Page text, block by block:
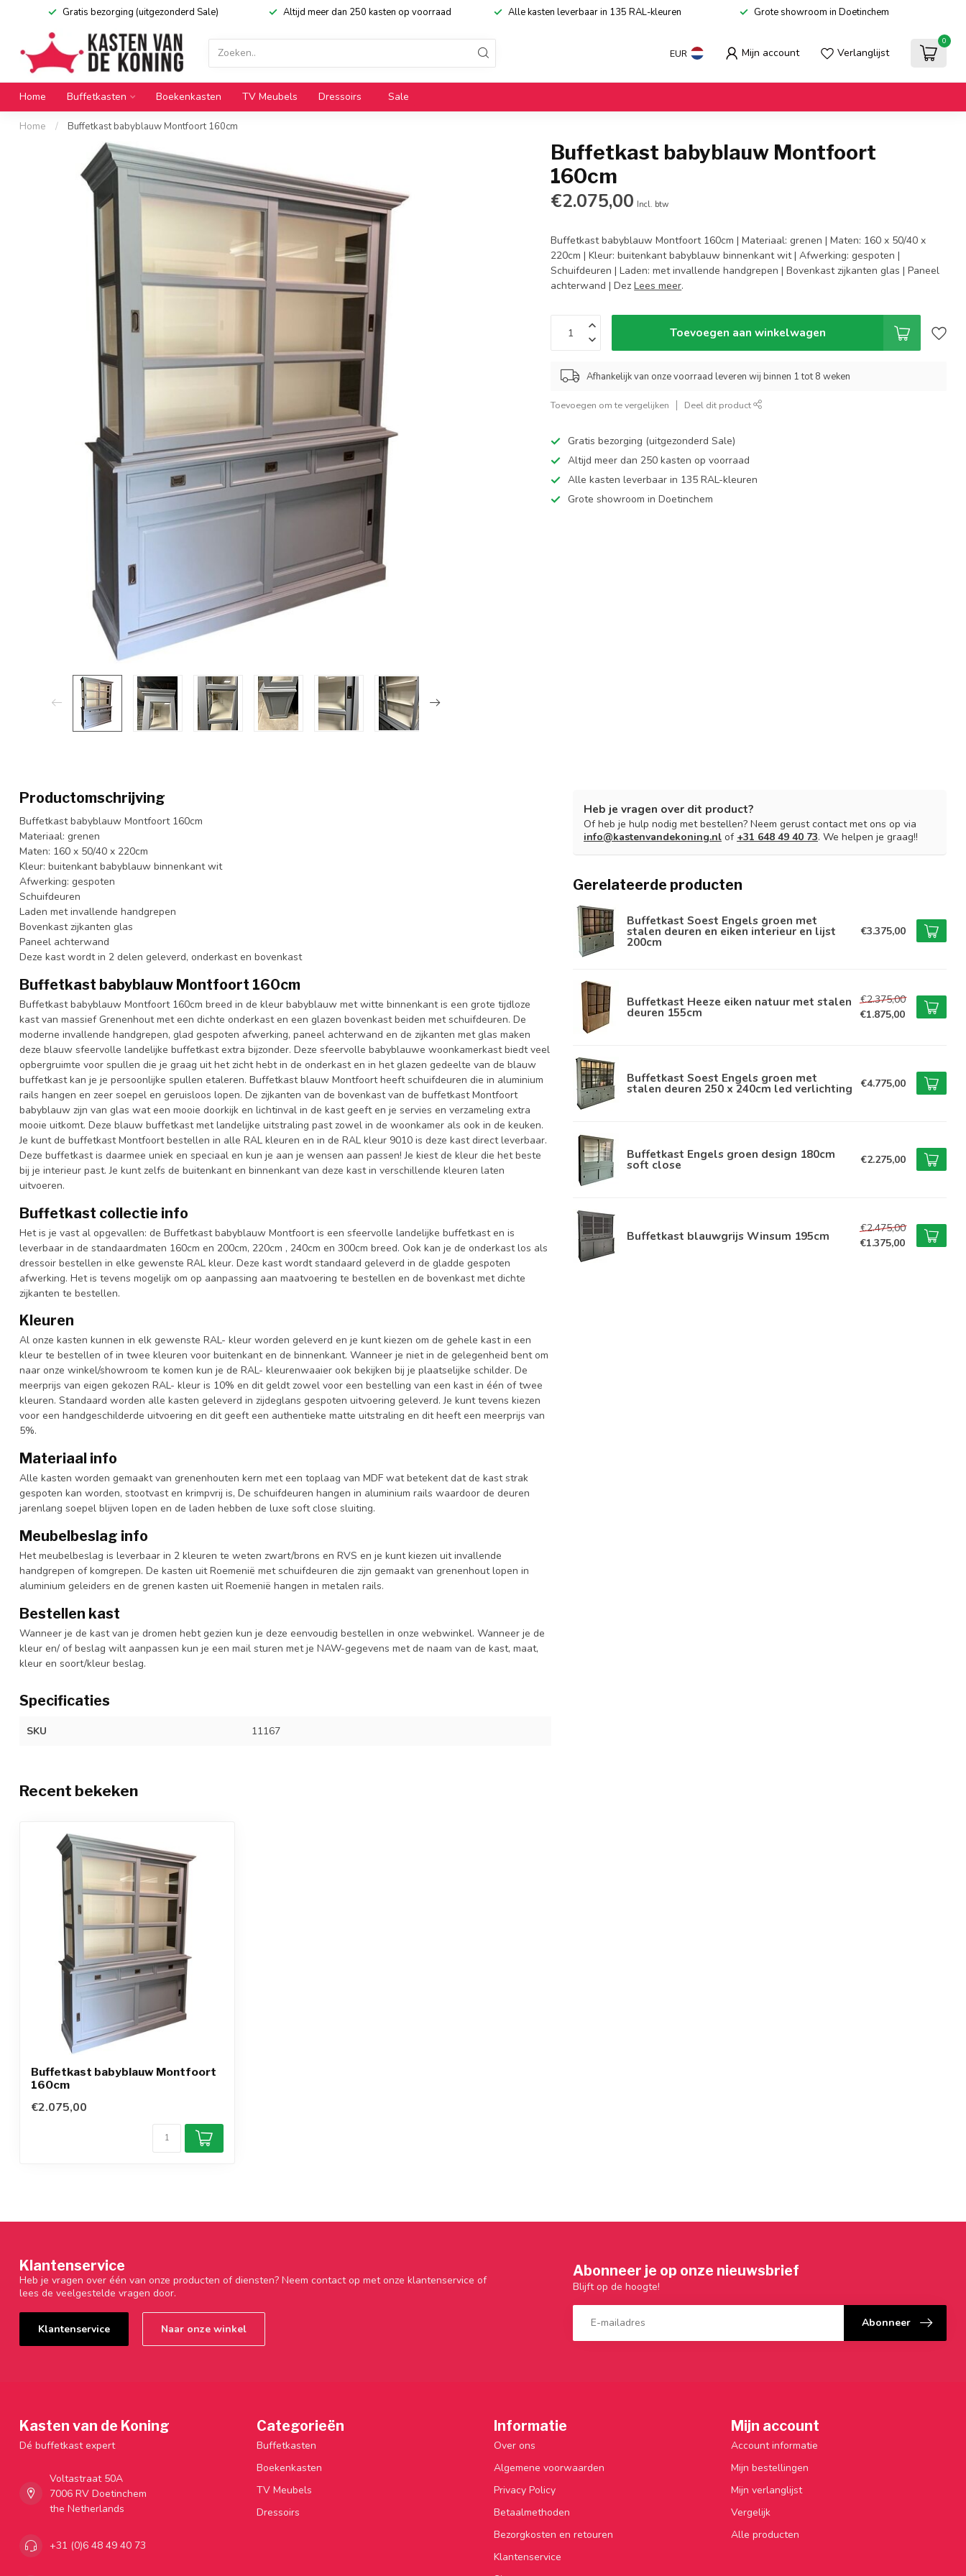
Gratis bezorging (uitgezonderd Sale) Altijd meer dan 250 kasten op voorraad Alle kasten leverbaar in 135 RAL-kleuren Grote showroom in Doetinchem
EUR Mijn account Verlanglijst
0
Home Buffetkasten Boekenkasten TV Meubels Dressoirs Sale
Home / Buffetkast babyblauw Montfoort 160cm
Buffetkast babyblauw Montfoort
160cm
€2.075,00 Incl. btw
Buffetkast babyblauw Montfoort 160cm | Materiaal: grenen | Maten: 160 x 50/40 x
220cm | Kleur: buitenkant babyblauw binnenkant wit | Afwerking: gespoten |
Schuifdeuren | Laden: met invallende handgrepen | Bovenkast zijkanten glas | Paneel
achterwand | DezLees meer.
Toevoegen aan winkelwagen
Afhankelijk van onze voorraad leveren wij binnen 1 tot 8 weken
Toevoegen om te vergelijken Deel dit product
Gratis bezorging (uitgezonderd Sale)
Altijd meer dan 250 kasten op voorraad
Alle kasten leverbaar in 135 RAL-kleuren
Grote showroom in Doetinchem
Productomschrijving
Buffetkast babyblauw Montfoort 160cm
Materiaal: grenen
Maten: 160 x 50/40 x 220cm
Kleur: buitenkant babyblauw binnenkant wit
Afwerking: gespoten
Schuifdeuren
Laden met invallende handgrepen
Bovenkast zijkanten glas
Paneel achterwand
Deze kast wordt in 2 delen geleverd, onderkast en bovenkast
Buffetkast babyblauw Montfoort 160cm
Buffetkast babyblauw Montfoort 160cm breed in de kleur babyblauw met witte binnenkant is een grote tijdloze
kast van massief Grenenhout met een dichte onderkast en een glazen bovenkast beiden met schuifdeuren. De
moderne invallende handgrepen, glad gespoten afwerking, paneel achterwand en de zijkanten met glas maken
deze blauw sfeervolle landelijke buffetkast extra bijzonder. Deze sfeervolle babyblauwe woonkamerkast biedt veel
opbergruimte voor spullen die je graag uit het zicht hebt in de onderkast en in het glazen gedeelte van de blauw
buffetkast kan je je persoonlijke spullen etaleren. Buffetkast blauw Montfoort heeft schuifdeuren die in aluminium
rails hangen en zeer soepel en geruisloos lopen. De zijkanten van de bovenkast van de buffetkast Montfoort
babyblauw zijn van glas wat een mooie doorkijk en lichtinval in de kast geeft en je servies en verzameling extra
mooie uitkomt. Deze blauw buffetkast met landelijke uitstraling past zowel in de woonkamer als ook in de keuken.
Je kunt de buffetkast Montfoort bestellen in alle RAL kleuren en in de RAL kleur 9010 is deze kast direct leverbaar.
Deze buffetkast is daarmee uniek en speciaal en kun je aan je wensen aan passen! Je kiest de kleur die het beste
bij je interieur past. Je kunt zelfs de buitenkant en binnenkant van deze kast in verschillende kleuren laten
uitvoeren.
Buffetkast collectie info
Het is je vast al opgevallen: de Buffetkast babyblauw Montfoort is een sfeervolle landelijke buffetkast en is
leverbaar in de standaardmaten 160cm en 200cm, 220cm , 240cm en 300cm breed. Ook kan je de onderkast los als
dressoir bestellen in elke gewenste RAL kleur. Deze kast wordt standaard geleverd in de gladde gespoten
afwerking. Het is tevens mogelijk om op aanpassing aan maatvoering te bestellen en de bovenkast met dichte
zijkanten te bestellen.
Kleuren
Al onze kasten kunnen in elk gewenste RAL- kleur worden geleverd en je kunt kiezen om de gehele kast in een
kleur te bestellen of in twee kleuren voor buitenkant en de binnenkant. Wanneer je niet in de gelegenheid bent om
naar onze winkel/showroom te komen kun je de RAL- kleurenwaaier ook bekijken bij je plaatselijke schilder. De
meerprijs van eigen gekozen RAL- kleur is 10% en dit geldt zowel voor een bestelling van een kast in één of twee
kleuren. Standaard worden alle kasten geleverd in zijdeglans gespoten uitvoering geleverd. Je kunt tevens kiezen
voor een handgeschilderde uitvoering en dit geeft een authentieke matte uitstraling en dit heeft een meerprijs van
5%.
Materiaal info
Alle kasten worden gemaakt van grenenhouten kern met een toplaag van MDF wat betekent dat de kast strak
gespoten kan worden, stootvast en krimpvrij is, De schuifdeuren hangen in aluminium rails waardoor de deuren
jarenlang soepel blijven lopen en de laden hebben de luxe soft close sluiting.
Meubelbeslag info
Het meubelbeslag is leverbaar in 2 kleuren te weten zwart/brons en RVS en je kunt kiezen uit invallende
handgrepen of komgrepen. De kasten uit Roemenië met schuifdeuren die zijn gemaakt van grenenhout lopen in
aluminium geleiders en de grenen kasten uit Roemenië hangen in metalen rails.
Bestellen kast
Wanneer je de kast van je dromen hebt gezien kun je deze eenvoudig bestellen in onze webwinkel. Wanneer je de
kleur en/ of beslag wilt aanpassen kun je een mail sturen met je NAW-gegevens met de naam van de kast, maat,
kleur en soort/kleur beslag.
Specificaties
SKU 11167
Heb je vragen over dit product?
Of heb je hulp nodig met bestellen? Neem gerust contact met ons op via
info@kastenvandekoning.nl of +31 648 49 40 73. We helpen je graag!!
Gerelateerde producten
Buffetkast Soest Engels groen met
stalen deuren en eiken interieur en lijst
200cm
€3.375,00
Buffetkast Heeze eiken natuur met stalen
deuren 155cm
€2.375,00
€1.875,00
Buffetkast Soest Engels groen met
stalen deuren 250 x 240cm led verlichting €4.775,00
Buffetkast Engels groen design 180cm
soft close €2.275,00
Buffetkast blauwgrijs Winsum 195cm
€2.475,00
€1.375,00
Recent bekeken
Buffetkast babyblauw Montfoort
160cm
€2.075,00
Klantenservice
Heb je vragen over één van onze producten of diensten? Neem contact op met onze klantenservice of
lees de veelgestelde vragen door.
Klantenservice Naar onze winkel
Abonneer je op onze nieuwsbrief
Blijft op de hoogte!
Abonneer
Kasten van de Koning
Dé buffetkast expert
Voltastraat 50A
7006 RV Doetinchem
the Netherlands
+31 (0)6 48 49 40 73
Categorieën
Buffetkasten
Boekenkasten
TV Meubels
Dressoirs
Informatie
Over ons
Algemene voorwaarden
Privacy Policy
Betaalmethoden
Bezorgkosten en retouren
Klantenservice
Mijn account
Account informatie
Mijn bestellingen
Mijn verlanglijst
Vergelijk
Alle producten